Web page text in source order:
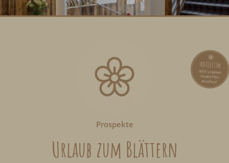
Prospekte
Urlaub zum Blättern